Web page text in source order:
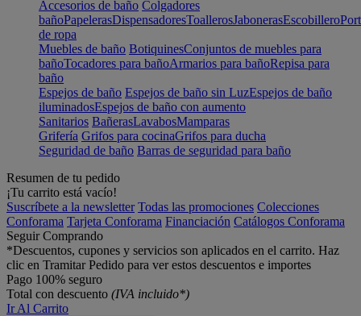
Accesorios de baño Colgadores
bañoPapelerasDispensadoresToallerosJabonerasEscobillero
de ropa
Muebles de baño BotiquinesConjuntos de muebles para
bañoTocadores para bañoArmarios para bañoRepisa para
baño
Espejos de baño Espejos de baño sin LuzEspejos de baño
iluminadosEspejos de baño con aumento
Sanitarios BañerasLavabosMamparas
Grifería Grifos para cocinaGrifos para ducha
Seguridad de baño Barras de seguridad para baño
Resumen de tu pedido
¡Tu carrito está vacío!
Suscríbete a la newsletter Todas las promociones Colecciones
Conforama Tarjeta Conforama Financiación Catálogos Conforama
Seguir Comprando
*Descuentos, cupones y servicios son aplicados en el carrito. Haz
clic en Tramitar Pedido para ver estos descuentos e importes
Pago 100% seguro
Total con descuento (IVA incluido*)
Ir Al Carrito